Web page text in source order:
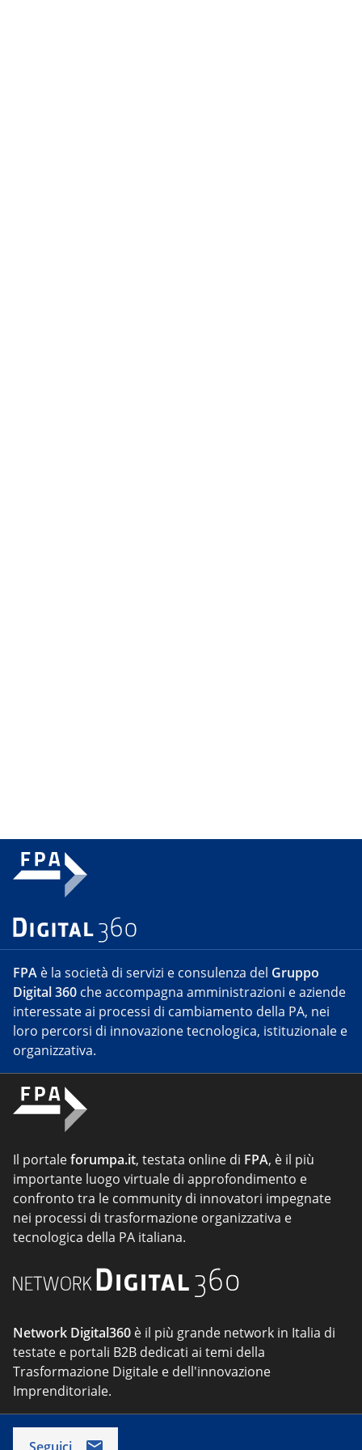
FPA è la società di servizi e consulenza del Gruppo
Digital 360 che accompagna amministrazioni e aziende
interessate ai processi di cambiamento della PA, nei
loro percorsi di innovazione tecnologica, istituzionale e
organizzativa.
Il portaleforumpa.it, testata online di FPA, è il più
importante luogo virtuale di approfondimento e
confronto tra le community di innovatori impegnate
nei processi di trasformazione organizzativa e
tecnologica della PA italiana.
Network Digital360 è il più grande network in Italia di
testate e portali B2B dedicati ai temi della
Trasformazione Digitale e dell'innovazione
Imprenditoriale.
Seguici